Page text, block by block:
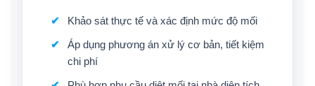
Khảo sát thực tế và xác định mức độ mối
Áp dụng phương án xử lý cơ bản, tiết kiệm
chi phí